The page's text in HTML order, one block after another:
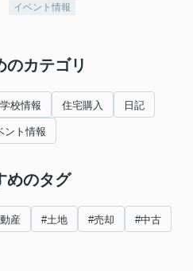
イベント情報
のカテゴリ
校情報 住宅購入 日記
ント情報
めのタグ
産 #土地 #売却 #中古